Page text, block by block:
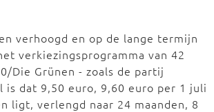
verhoogd en op de lange termijn
verkiezingsprogramma van 42
Die Grünen - zoals de partij
dat 9,50 euro, 9,60 euro per 1 juli
ligt, verlengd naar 24 maanden, 8